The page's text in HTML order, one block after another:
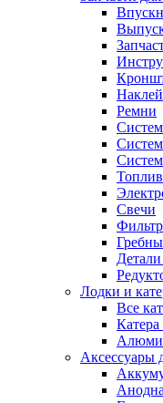
Ремни
Свечи
Лодки и
Все
Аксессуары